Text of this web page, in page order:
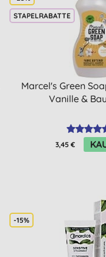
STAPELRABATTE
Marcel's Green
Vanille &
3,45 €
-15%